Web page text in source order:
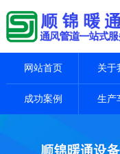
网站首页 关于
成功案例 生产